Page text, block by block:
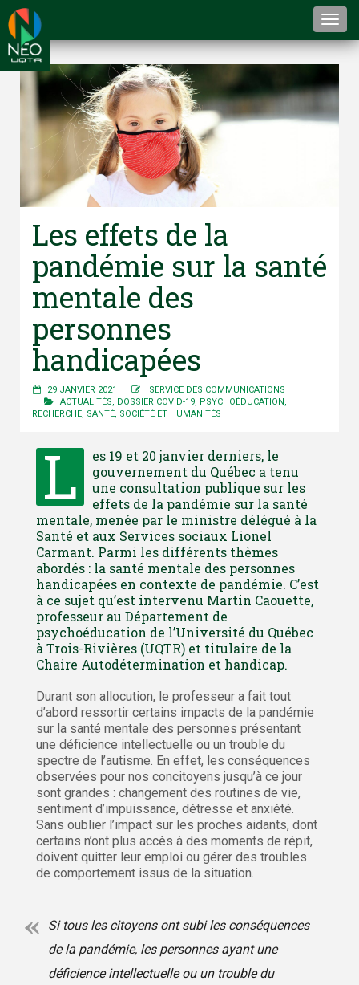
Les effets de la
pandémie sur la santé
mentale des
personnes
handicapées
29 JANVIER 2021
SERVICE DES COMMUNICATIONS
ACTUALITÉS, DOSSIER COVID-19, PSYCHOÉDUCATION ,
RECHERCHE, SANTÉ, SOCIÉTÉ ET HUMANITÉS
L
es 19 et 20 janvier derniers, le
gouvernement du Québec a tenu
une consultation publique sur les
effets de la pandémie sur la santé
mentale, menée par le ministre délégué à la
Santé et aux Services sociaux Lionel
Carmant. Parmi les différents thèmes
abordés : la santé mentale des personnes
handicapées en contexte de pandémie. C’est
à ce sujet qu’est intervenu Martin Caouette,
professeur au Département de
psychoéducation de l’Université du Québec
à Trois-Rivières (UQTR) et titulaire de la
Chaire Autodétermination et handicap.
Durant son allocution, le professeur a fait tout
d’abord ressortir certains impacts de la pandémie
sur la santé mentale des personnes présentant
une déficience intellectuelle ou un trouble du
spectre de l’autisme. En effet, les conséquences
observées pour nos concitoyens jusqu’à ce jour
sont grandes : changement des routines de vie,
sentiment d’impuissance, détresse et anxiété.
Sans oublier l’impact sur les proches aidants, dont
certains n’ont plus accès à des moments de répit,
doivent quitter leur emploi ou gérer des troubles
de comportement issus de la situation.
Si tous les citoyens ont subi les conséquences
de la pandémie, les personnes ayant une
déficience intellectuelle ou un trouble du